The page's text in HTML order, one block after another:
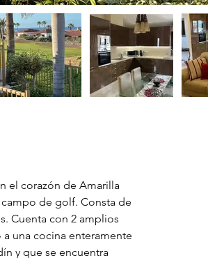
el corazón de Amarilla
de golf. Consta de
Cuenta con 2 amplios
una cocina enteramente
y que se encuentra